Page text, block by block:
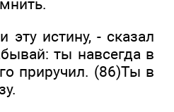
истину, - сказал
ты навсегда в
приручил. (86)Ты в